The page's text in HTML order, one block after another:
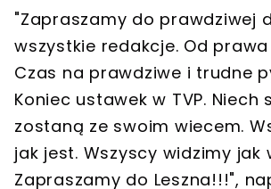
"Zapraszamy do prawdziwej
wszystkie redakcje. Od
Czas na prawdziwe i trudne
Koniec ustawek w TVP. Niech
zostaną ze swoim wiecem.
jak jest. Wszyscy widzimy jak
Zapraszamy do Leszna!!!",